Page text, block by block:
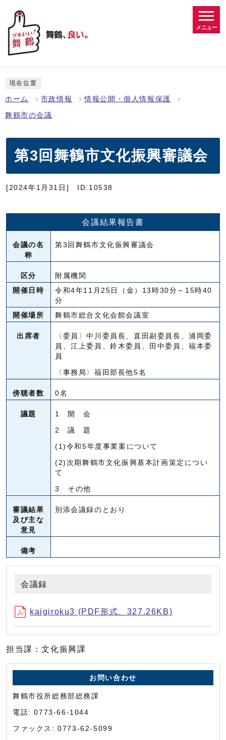
メニュー
現在位置
ホーム 市政情報 情報公開・個人情報保護
舞鶴市の会議
第3回舞鶴市文化振興審議会
[2024年1月31日] ID:10538
会議結果報告書
会議の名
称
第3回舞鶴市文化振興審議会
区分
附属機関
開催日時
令和4年11月25日（金）13時30分～15時40
分
開催場所
舞鶴市総合文化会館会議室
出席者
〈委員〉中川委員長、直田副委員長、浦岡委
員、江上委員、鈴木委員、田中委員、福本委
員
〈事務局〉福田部長他5名
傍聴者数 0名
議題 1 開 会
2 議 題
(1)令和5年度事業案について
(2)次期舞鶴市文化振興基本計画策定につい
て
3 その他
審議結果
及び主な
意見
別添会議録のとおり
備考
会議録
kaigiroku3 (PDF形式、327.26KB)
担当課：文化振興課
お問い合わせ
舞鶴市役所総務部総務課
電話: 0773-66-1044
ファックス: 0773-62-5099